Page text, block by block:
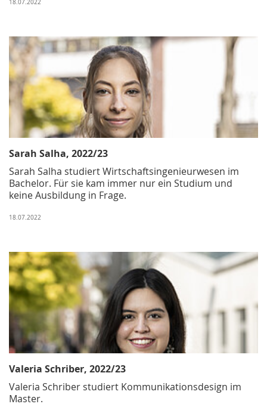
18.07.2022
Sarah Salha, 2022/23
Sarah Salha studiert Wirtschaftsingenieurwesen im
Bachelor. Für sie kam immer nur ein Studium und
keine Ausbildung in Frage.
18.07.2022
Valeria Schriber, 2022/23
Valeria Schriber studiert Kommunikationsdesign im
Master.